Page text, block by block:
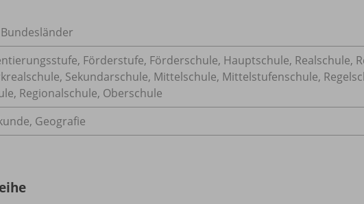
Förderstufe, Förderschule, Hauptschule, Realschule,
Sekundarschule, Mittelschule, Mittelstufenschule,
Regionalschule, Oberschule
, Geografie